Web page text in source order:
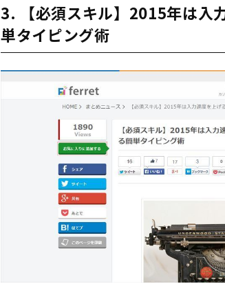
3. 【必須スキル】2015年は入
単タイピング術